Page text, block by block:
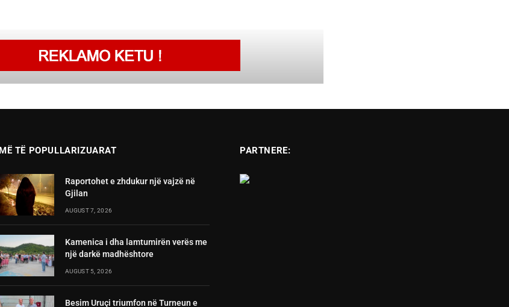
MË TË POPULLARIZUARAT
Raportohet e zhdukur një vajzë në
Gjilan
AUGUST 7, 2026
Kamenica i dha lamtumirën verës me
një darkë madhështore
AUGUST 5, 2026
Besim Uruçi triumfon në Turneun e
PARTNERE: